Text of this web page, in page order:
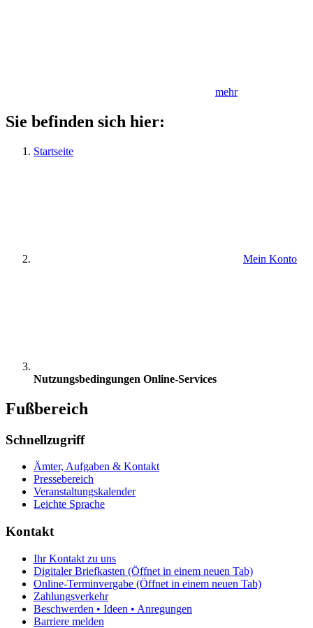
mehr
Sie befinden sich hier:
Startseite
Mein Konto
Nutzungsbedingungen Online-Services
Fußbereich
Schnellzugriff
Ämter, Aufgaben & Kontakt
Pressebereich
Veranstaltungskalender
Leichte Sprache
Kontakt
Ihr Kontakt zu uns
Digitaler Briefkasten (Öffnet in einem neuen Tab)
Online-Terminvergabe (Öffnet in einem neuen Tab)
Zahlungsverkehr
Beschwerden • Ideen • Anregungen
Barriere melden